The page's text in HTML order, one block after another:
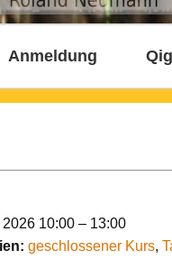
Anmeldung
10:00– 13:00
geschlossener Kurs,